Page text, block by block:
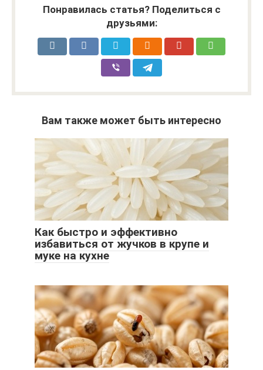
Понравилась статья? Поделиться с
друзьями:
Вам также может быть интересно
Как быстро и эффективно
избавиться от жучков в крупе и
муке на кухне